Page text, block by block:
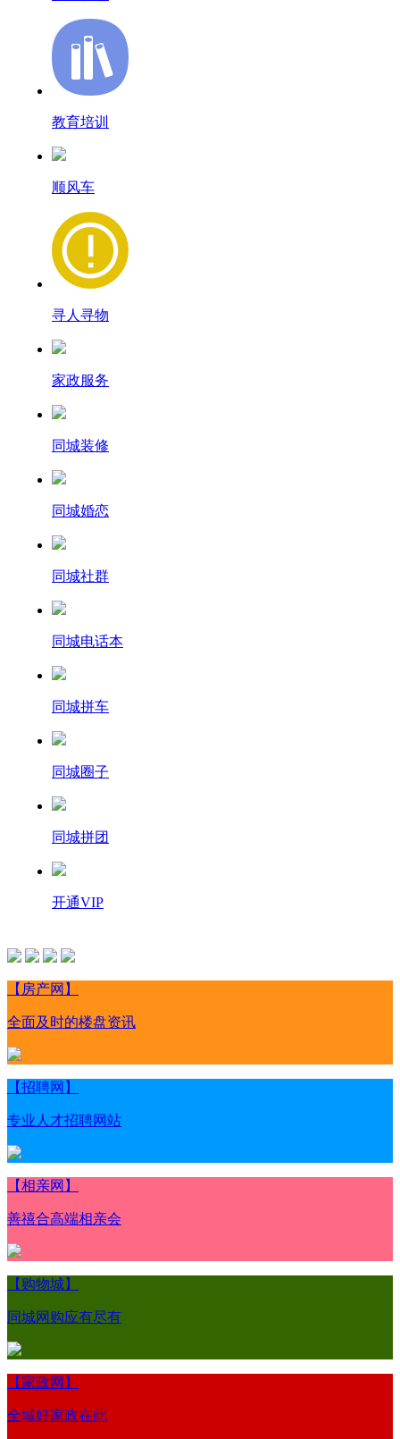
教育培训
顺风车
寻人寻物
家政服务
同城装修
同城婚恋
同城社群
同城电话本
同城拼车
同城圈子
同城拼团
开通VIP
【房产网】
全面及时的楼盘资讯
【招聘网】
专业人才招聘网站
【相亲网】
善禧合高端相亲会
【购物城】
同城网购应有尽有
【家政网】
全城好家政在此